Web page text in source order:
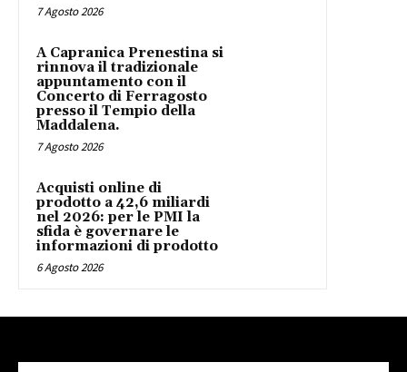
7 Agosto 2026
A Capranica Prenestina si
rinnova il tradizionale
appuntamento con il
Concerto di Ferragosto
presso il Tempio della
Maddalena.
7 Agosto 2026
Acquisti online di
prodotto a 42,6 miliardi
nel 2026: per le PMI la
sfida è governare le
informazioni di prodotto
6 Agosto 2026